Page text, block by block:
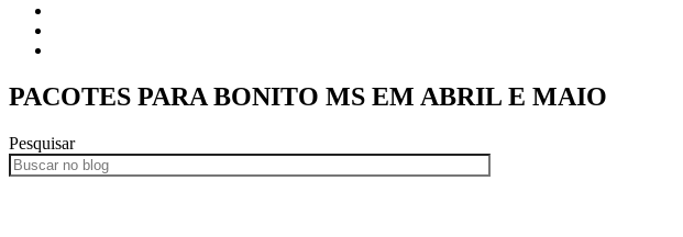
PACOTES PARA BONITO MS EM ABRIL E MAIO
Pesquisar